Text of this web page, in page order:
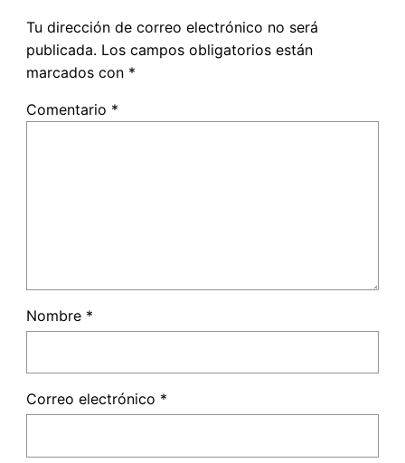
Tu dirección de correo electrónico no será
publicada. Los campos obligatorios están
marcados con *
Comentario *
Nombre *
Correo electrónico *